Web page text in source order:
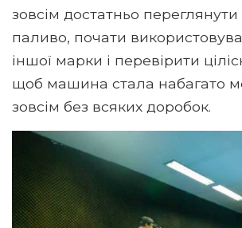
зовсім достатньо
паливо, почати
іншої марки і перевірити
щоб машина стала набагато
зовсім без всяких доробок.